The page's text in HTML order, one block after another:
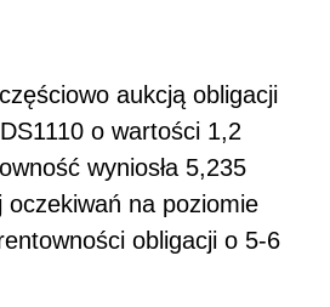
aukcją obligacji
o wartości 1,2
wyniosła 5,235
oczekiwań na poziomie
obligacji o 5-6